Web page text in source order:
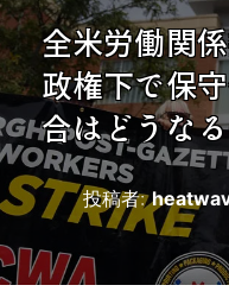
全米労働関
政権下で保
合はどうな
投稿者: